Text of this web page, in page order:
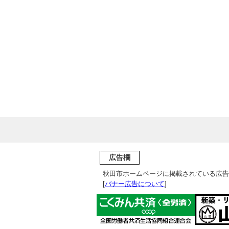
広告欄
秋田市ホームページに掲載されている広
[バナー広告について]